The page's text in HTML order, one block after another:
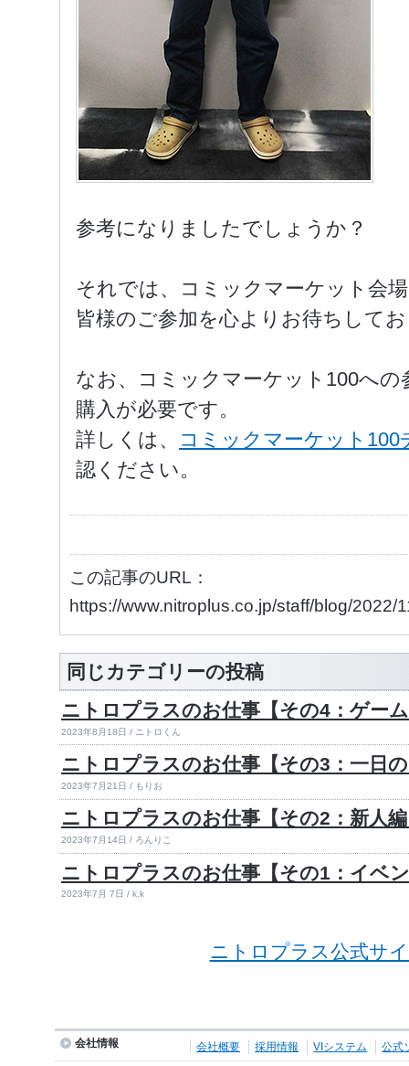
参考になりましたでしょうか？
それでは、コミックマーケット会
皆様のご参加を心よりお待ちして
なお、コミックマーケット100へ
購入が必要です。
詳しくは、
コミックマーケット
認ください。
この記事のURL：
https://www.nitroplus.co.jp/staff/blog/2022/
同じカテゴリーの投稿
ニトロプラスのお仕事【その4：ゲー
2023年8月18日 / ニトロくん
ニトロプラスのお仕事【その3：一日
2023年7月21日 / もりお
ニトロプラスのお仕事【その2：新人
2023年7月14日 / ろんりこ
ニトロプラスのお仕事【その1：イベ
2023年7月 7日 / k.k
ニトロプラス公式サ
会社情報 会社概要 採用情報 VIシステム 公式